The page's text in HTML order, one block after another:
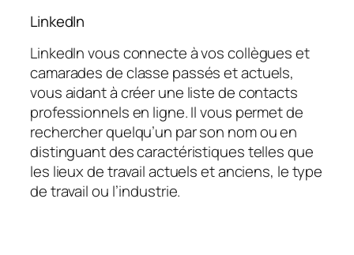
LinkedIn
LinkedIn vous connecte à vos collègues et
camarades de classe passés et actuels,
vous aidant à créer une liste de contacts
professionnels en ligne. Il vous permet de
rechercher quelqu’un par son nom ou en
distinguant des caractéristiques telles que
les lieux de travail actuels et anciens, le type
de travail ou l’industrie.